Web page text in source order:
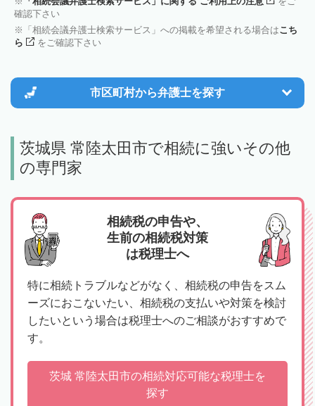
確認下さい
「相続会議弁護士検索サービス」への掲載を希望される場合はこち
ら
をご確認下さい
市区町村から弁護士を探す
茨城県 常陸太田市で相続に強いその他
の専門家
相続税の申告や、
生前の相続税対策
は税理士へ
特に相続トラブルなどがなく、相続税の申告をスム
ーズにおこないたい、相続税の支払いや対策を検討
したいという場合は税理士へのご相談がおすすめで
す。
茨城 常陸太田市の相続対応可能な税理士を
探す